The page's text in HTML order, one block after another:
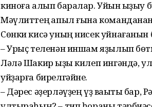
киноға алып баралар. Уйын ҡыҙыу
Мәүлиттең ҡапыл ғына
Сөнки кисә уның нисек
– Урыҫ теленән иншам яҙылып
Ләлә Шакир ҡыҙы килеп ингәндә,
уйҙарға бирелгәйне.
– Дәрес әҙерләүҙең үҙ ваҡыты